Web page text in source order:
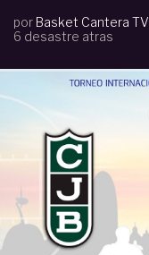
por Basket Cantera TV
6 desastre atras